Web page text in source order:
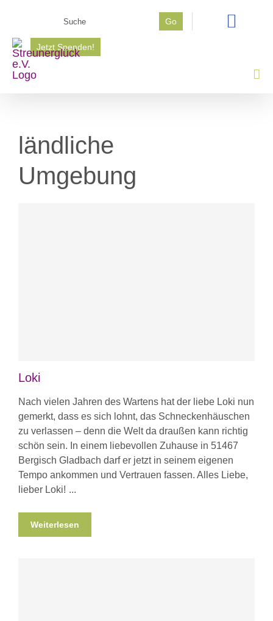
springen
Go
Jetzt Spenden!
ländliche
Umgebung
Loki
Nach vielen Jahren des Wartens hat der liebe Loki nun
gemerkt, dass es sich lohnt, das Schneckenhäuschen
zu verlassen – denn die Welt da draußen kann richtig
schön sein. In einem liebevollen Zuhause in 51467
Bergisch Gladbach darf er jetzt in seinem eigenen
Tempo ankommen und Vertrauen fassen. Alles Liebe,
lieber Loki!
Weiterlesen